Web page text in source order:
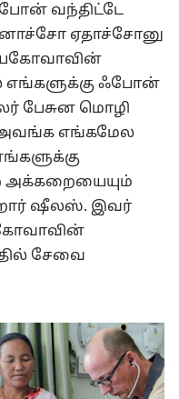
வந்திட்டே
ஏதாச்சோனு
எங்களுக்கு ஃபோன்
பேசுன மொழி
அவங்க எங்கமேல
அக்கறையையும்
ஷீலஸ். இவர்
சேவை